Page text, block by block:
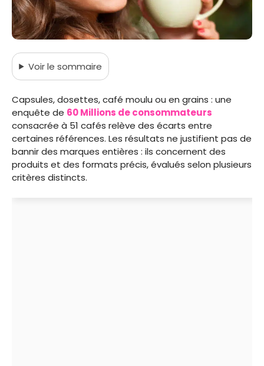
Voirle sommaire
Capsules, dosettes, café moulu ou en grains : une
enquête de 60 Millions de consommateurs
consacrée à 51 cafés relève des écarts entre
certaines références. Les résultats ne justifient pas de
bannir des marques entières : ils concernent des
produits et des formats précis, évalués selon plusieurs
critères distincts.